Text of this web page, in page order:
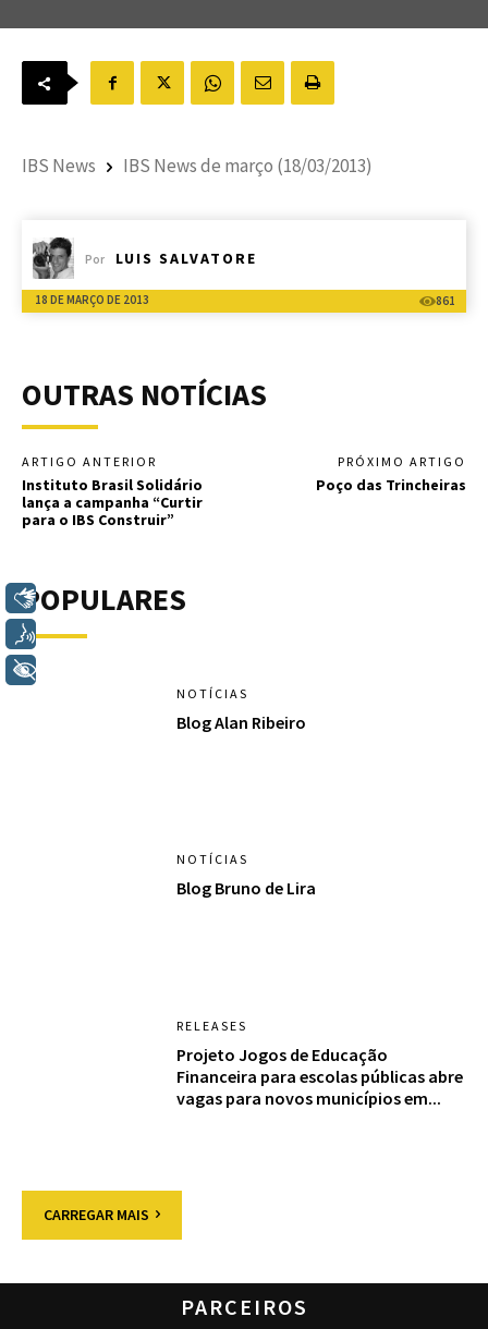
IBS News IBS News de março (18/03/2013)
Por LUIS SALVATORE
18 DE MARÇO DE 2013 861
OUTRAS NOTÍCIAS
ARTIGO ANTERIOR
Instituto Brasil Solidário
lança a campanha “Curtir
para o IBS Construir”
PRÓXIMO ARTIGO
Poço das Trincheiras
POPULARES
NOTÍCIAS
Blog Alan Ribeiro
NOTÍCIAS
Blog Bruno de Lira
RELEASES
Projeto Jogos de Educação
Financeira para escolas públicas abre
vagas para novos municípios em...
CARREGAR MAIS
PARCEIROS
Libras
Voz